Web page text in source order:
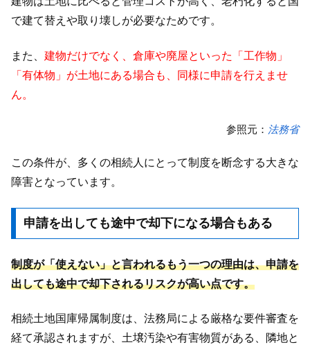
で建て替えや取り壊しが必要なためです。
また、 建物だけでなく、倉庫や廃屋といった「工作物」
「有体物」が土地にある場合も、同様に申請を行えませ
ん。
参照元： 法務省
この条件が、多くの相続人にとって制度を断念する大きな
障害となっています。
申請を出しても途中で却下になる場合もある
制度が「使えない」と言われるもう一つの理由は、申請を
出しても途中で却下されるリスクが高い点です。
相続土地国庫帰属制度は、法務局による厳格な要件審査を
経て承認されますが、土壌汚染や有害物質がある、隣地と